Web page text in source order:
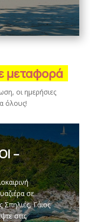
μεταφορά
οι ημερήσιες
όλους!
–
σε
Γάιος
στις